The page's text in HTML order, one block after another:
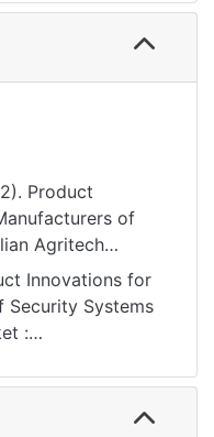
Product
of
Agritech
імені Тараса
123456789/18
Innovations for
Security Systems
:
123456789/18